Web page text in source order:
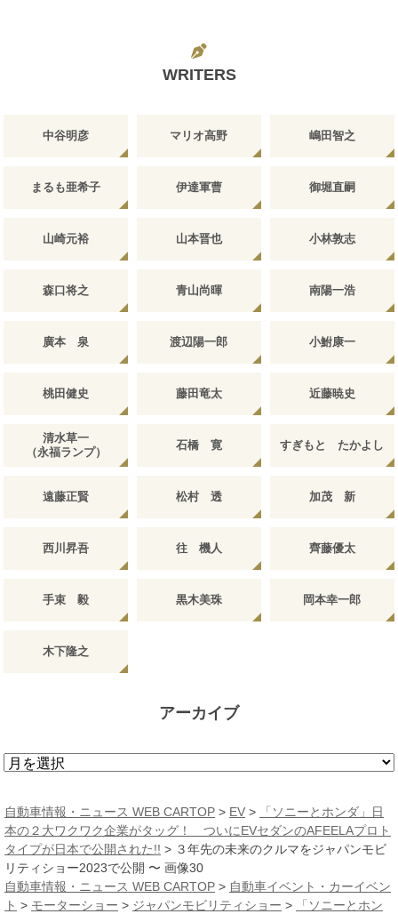
WRITERS
中谷明彦 マリオ高野 嶋田智之
まるも亜希子 伊達軍曹 御堀直嗣
山崎元裕 山本晋也 小林敦志
森口将之 青山尚暉 南陽一浩
廣本 泉 渡辺陽一郎 小鮒康一
桃田健史 藤田竜太 近藤暁史
清水草一
（永福ランプ）
石橋 寛 すぎもと たかよし
遠藤正賢 松村 透 加茂 新
西川昇吾 往 機人 齊藤優太
手束 毅 黒木美珠 岡本幸一郎
木下隆之
アーカイブ
ア
カ
イ
ブ
自動車情報・ニュース WEB CARTOP > EV >
「ソニーとホンダ」日
本の２大ワクワク企業がタッグ！ ついにEVセダンのAFEELAプロト
タイプが日本で公開された!! > ３年先の未来のクルマをジャパンモビ
リティショー2023で公開 〜 画像30
自動車情報・ニュース WEB CARTOP > 自動車イベント・カーイベン
ト > モーターショー > ジャパンモビリティショー >
「ソニーとホン